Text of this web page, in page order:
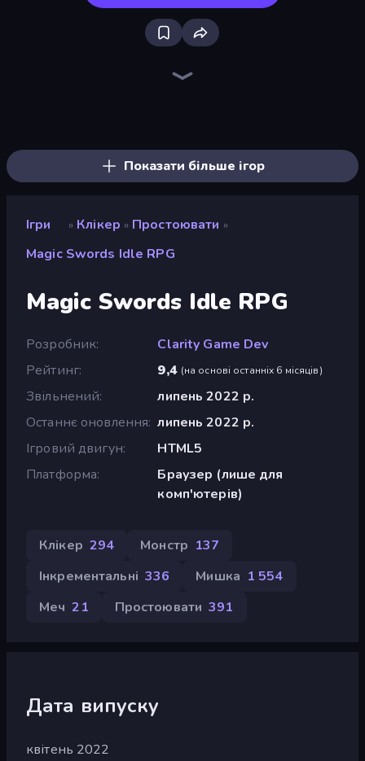
Показати більше ігор
Ігри » Клікер » Простоювати »
Magic Swords Idle RPG
Magic Swords Idle RPG
Розробник
Clarity Game Dev
Рейтинг
9,4 (на основі останніх 6 місяців)
Звільнений
липень 2022 р.
Останнє оновлення липень 2022 р.
Ігровий двигун
HTML5
Платформа
Браузер (лише для
комп'ютерів)
Клікер 294 Монстр 137
Інкрементальні 336 Мишка 1 554
Меч 21 Простоювати 391
Дата випуску
квітень 2022